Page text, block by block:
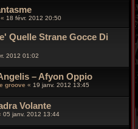
« 18 févr. 2012 20:50
Quelle Strane Gocce Di
2012 01:02
– Afyon Oppio
groove « 19 janv. 2012 13:45
Volante
05 janv. 2012 13:44